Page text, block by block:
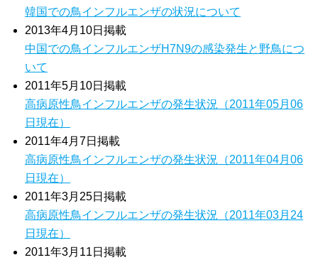
韓国での鳥インフルエンザの状況について
2013年4月10日掲載
中国での鳥インフルエンザH7N9の感染発生と野鳥につ
いて
2011年5月10日掲載
高病原性鳥インフルエンザの発生状況（2011年05月06
日現在）
2011年4月7日掲載
高病原性鳥インフルエンザの発生状況（2011年04月06
日現在）
2011年3月25日掲載
高病原性鳥インフルエンザの発生状況（2011年03月24
日現在）
2011年3月11日掲載